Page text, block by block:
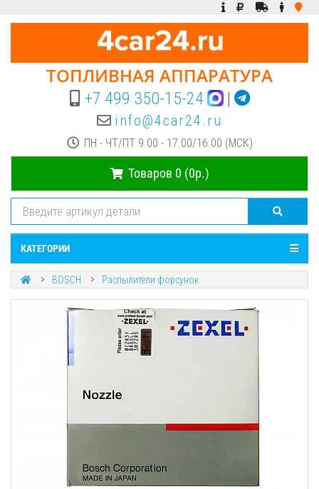
ТОПЛИВНАЯ АППАРАТУРА
+7 499 350-15-24 |
info@4car24.ru
ПН - ЧТ/ПТ 9.00 - 17.00/16.00 (МСК)
Товаров 0 (0р.)
КАТЕГОРИИ
BOSCH Распылители форсунок